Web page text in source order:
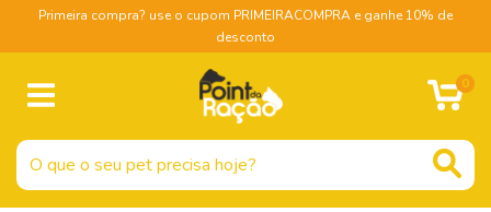
Primeira compra? use o cupom PRIMEIRACOMPRA e ganhe 10% de
desconto
0